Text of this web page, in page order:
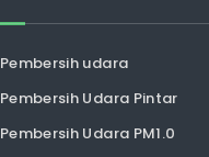
Pembersih udara
Pembersih Udara Pintar
Pembersih Udara PM1.0